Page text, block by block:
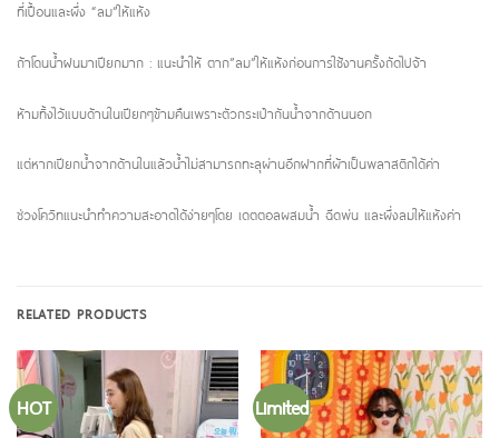
ที่เปื้อนและผึ่ง “ลม”ให้แห้ง
ถ้าโดนน้ำฝนมาเปียกมาก : แนะนำให้ ตาก”ลม”ให้แห้งก่อนการใช้งานครั้งถัดไปจ้า
ห้ามทิ้งไว้แบบด้านในเปียกๆข้ามคืนเพราะตัวกระเป๋ากันน้ำจากด้านนอก
แต่หากเปียกน้ำจากด้านในแล้วน้ำไม่สามารถทะลุผ่านอีกฝากที่ผ้าเป็นพลาสติกได้ค่า
ช่วงโควิทแนะนำทำความสะอาดได้ง่ายๆโดย เดตตอลผสมน้ำ ฉีดพ่น และผึ่งลมให้แห้งค่า
RELATED PRODUCTS
HOT Limited